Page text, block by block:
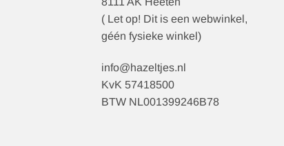
( Let op! Dit is een webwinkel,
géén fysieke winkel)
info@hazeltjes.nl
KvK 57418500
BTW NL001399246B78